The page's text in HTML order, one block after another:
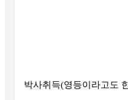
박사취득(영등이라고도